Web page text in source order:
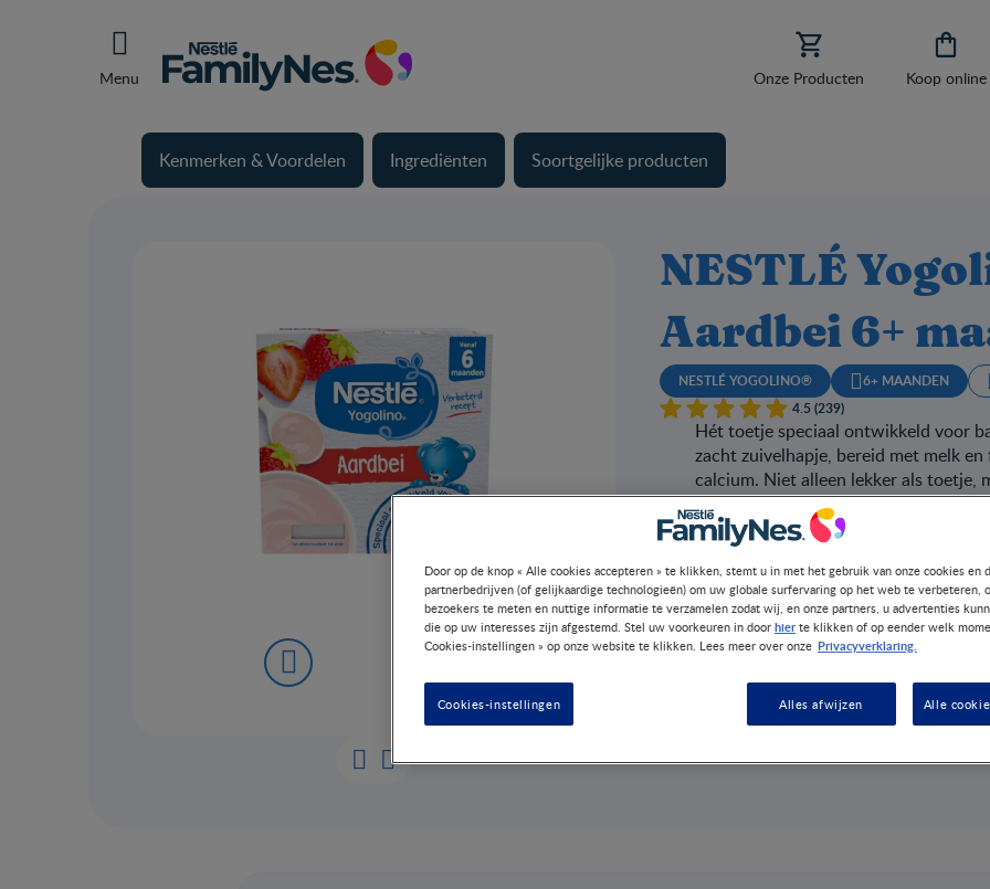
Menu

Onze Producten

Koop online
Kenmerken & Voordelen Ingrediënten Soortgelijke producten
NESTLÉ
Aardbei 6+
NESTLÉ YOGOLINO®
6+ MAANDEN
4.5 (239)
Hét toetje speciaal ontwikkeld voor
zacht zuivelhapje, bereid met melk
calcium. Niet alleen lekker als toetje,
Door op de knop « Alle cookies accepteren » te klikken, stemt u in met het gebruik van onze cookies en
partnerbedrijven (of gelijkaardige technologieën) om uw globale surfervaring op het web te verbeteren,
bezoekers te meten en nuttige informatie te verzamelen zodat wij, en onze partners, u advertenties
die op uw interesses zijn afgestemd. Stel uw voorkeuren in door hier te klikken of op eender welk
Cookies-instellingen » op onze website te klikken. Lees meer over onze Privacyverklaring.
Cookies-instellingen Alles afwijzen Alle